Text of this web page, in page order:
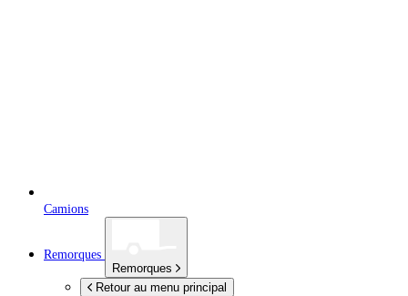
Camions
Remorques
Remorques
Retour au menu principal